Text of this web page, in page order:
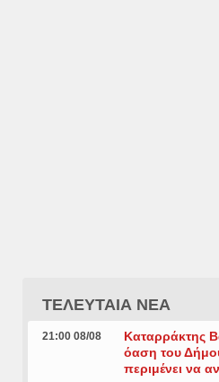
ΤΕΛΕΥΤΑΙΑ ΝΕΑ
21:00 08/08
Καταρράκτης
όαση του
περιμένει να